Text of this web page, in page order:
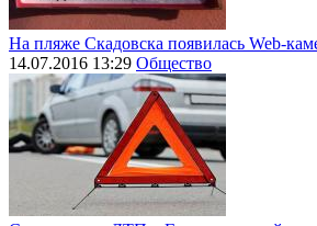
На пляже Скадовска появилась Web-
14.07.2016 13:29 Общество